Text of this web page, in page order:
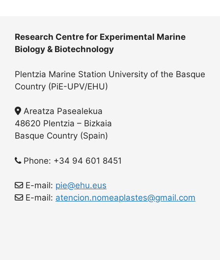
Research Centre for Experimental Marine
Biology & Biotechnology
Plentzia Marine Station University of the Basque
Country (PiE-UPV/EHU)
Areatza Pasealekua
48620 Plentzia – Bizkaia
Basque Country (Spain)
Phone: +34 94 601 8451
E-mail: pie@ehu.eus
E-mail: atencion.nomeaplastes@gmail.com